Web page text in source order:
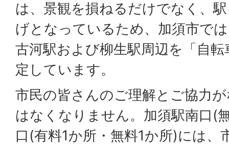
は、景観を損ねるだけでなく、
げとなっているため、加須市で
古河駅および柳生駅周辺を「自
定しています。
市民の皆さんのご理解とご協力
はなくなりません。加須駅南口(
口(有料1か所・無料1か所)には、